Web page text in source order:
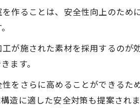
作ることは、安全性向上のため
が施された素材を採用するのが
ます。
をさらに高めることができるた
造に適した安全対策も提案されま